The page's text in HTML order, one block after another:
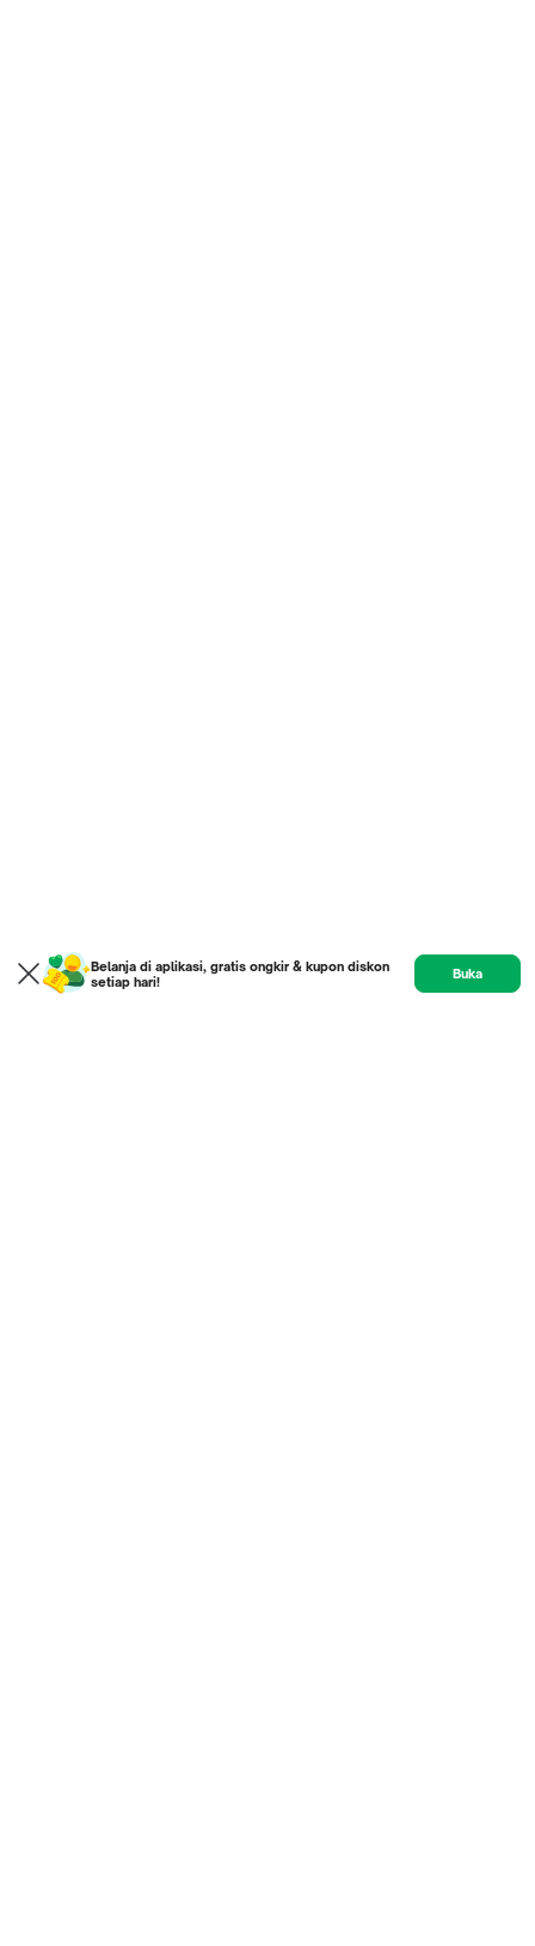
Belanja di aplikasi, gratis ongkir & kupon diskon
setiap hari!
Buka